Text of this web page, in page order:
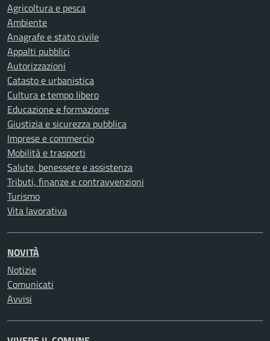
Agricoltura e pesca
Ambiente
Anagrafe e stato civile
Appalti pubblici
Autorizzazioni
Catasto e urbanistica
Cultura e tempo libero
Educazione e formazione
Giustizia e sicurezza pubblica
Imprese e commercio
Mobilità e trasporti
Salute, benessere e assistenza
Tributi, finanze e contravvenzioni
Turismo
Vita lavorativa
NOVITÀ
Notizie
Comunicati
Avvisi